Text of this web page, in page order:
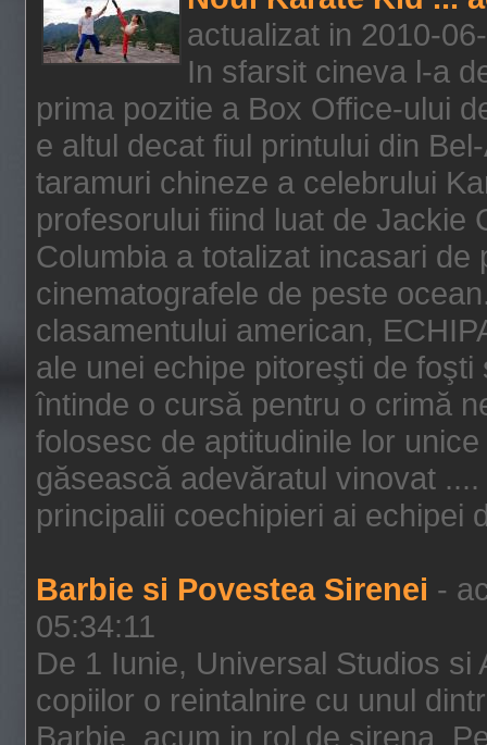
actualizat in 2010-
In sfarsit cineva l-a
prima pozitie a Box Office-ului
e altul decat fiul printului din
taramuri chineze a celebrului
profesorului fiind luat de Jackie
Columbia a totalizat incasari
cinematografele de peste
clasamentului american,
ale unei echipe pitoreşti de
întinde o cursă pentru o crimă
folosesc de aptitudinile lor
găsească adevăratul vinovat
principalii coechipieri ai echipei
Barbie si Povestea Sirenei -
05:34:11
De 1 Iunie, Universal Studios si
copiilor o reintalnire cu unul
Barbie, acum in rol de sirena.